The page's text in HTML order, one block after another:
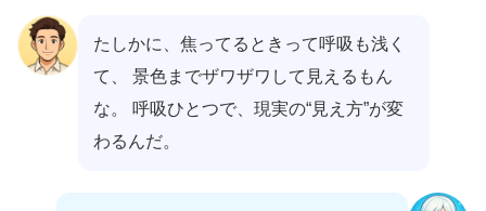
たしかに、焦ってるときって呼吸も浅く
て、 景色までザワザワして見えるもん
な。 呼吸ひとつで、現実の“見え方”が変
わるんだ。